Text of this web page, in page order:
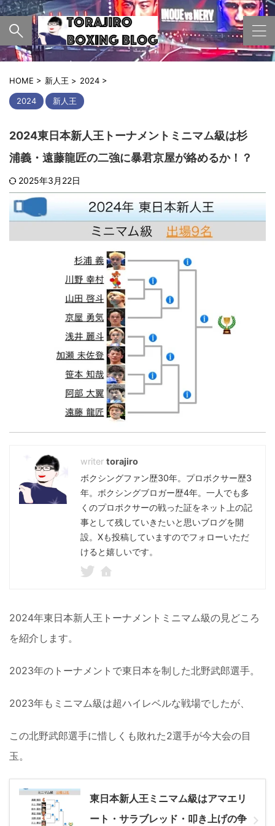
HOME > 新人王 > 2024 >
2024 新人王
2024東日本新人王トーナメントミニマム級は杉
浦義・遠藤龍匠の二強に暴君京屋が絡めるか！？
2025年3月22日
torajiro
ボクシングファン歴30年。プロボクサー歴3
年。ボクシングブロガー歴4年。一人でも多
くのプロボクサーの戦った証をネット上の記
事として残していきたいと思いブログを開
設。Xも投稿していますのでフォローいただ
けると嬉しいです。
2024年東日本新人王トーナメントミニマム級の見どころ
を紹介します。
2023年のトーナメントで東日本を制した北野武郎選手。
2023年もミニマム級は超ハイレベルな戦場でしたが、
この北野武郎選手に惜しくも敗れた2選手が今大会の目
玉。
東日本新人王ミニマム級はアマエリ
ート・サラブレッド・叩き上げの争